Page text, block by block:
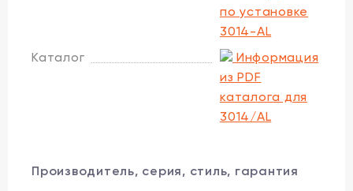
по установке
3014-AL
Каталог
Информация
из PDF
каталога для
3014/AL
Производитель, серия, стиль, гарантия